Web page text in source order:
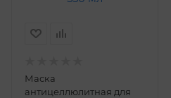
Маска
антицеллюлитная для